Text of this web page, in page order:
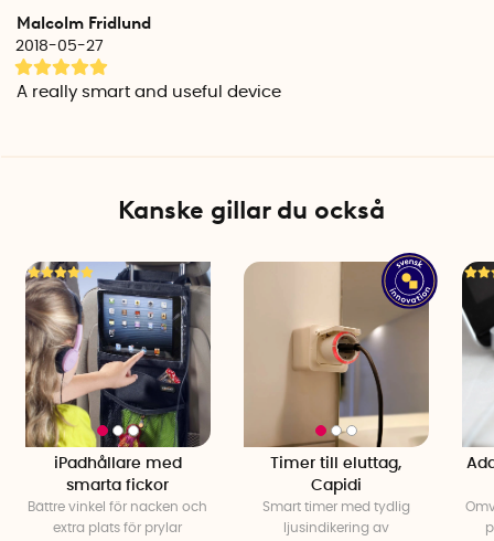
Malcolm Fridlund
2018-05-27
A really smart and useful device
Kanske gillar du också
iPadhållare med
smarta fickor
Bättre vinkel för nacken och
extra plats för prylar
Timer till eluttag,
Capidi
Smart timer med tydlig
ljusindikering av